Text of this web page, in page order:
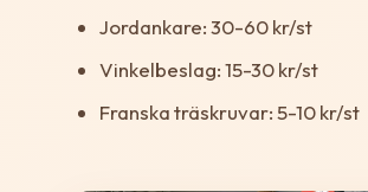
Jordankare: 30-60 kr/st
Vinkelbeslag: 15-30 kr/st
Franska träskruvar: 5-10 kr/st